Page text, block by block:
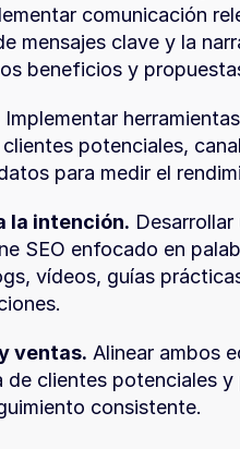
comunicación
mensajes clave y la
beneficios y
Implementar
potenciales,
para medir el
la intención.
SEO enfocado en
vídeos, guías
ventas. Alinear ambos
clientes potenciales
consistente.